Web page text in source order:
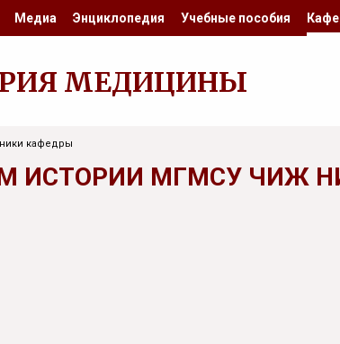
Медиа Энциклопедия Учебные пособия
МЕДИЦИНЫ
кафедры
ИСТОРИИ МГМСУ ЧИЖ